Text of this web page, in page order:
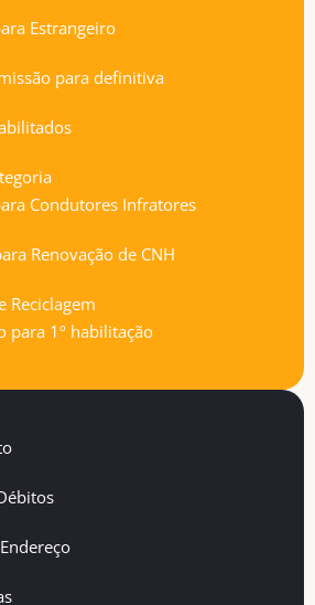
Estrangeiro
para definitiva
Condutores Infratores
Renovação de CNH
Reciclagem
para 1º habilitação